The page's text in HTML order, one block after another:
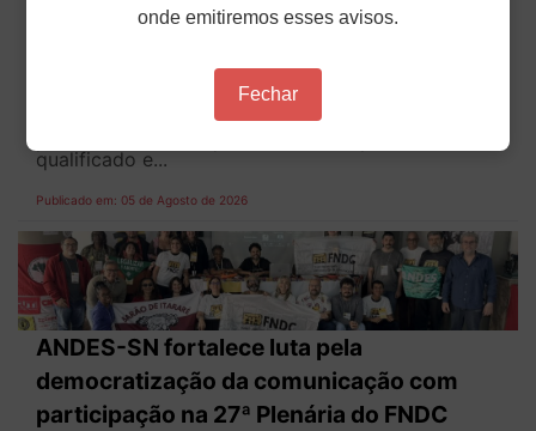
Em uma decisão considerada histórica, a 2ª Vara
Federal Criminal do Rio de Janeiro condenou o
sargento reformado do Exército, Antônio Waneir
Pinheiro de Lima, conhecido como "Camarão”,
qualificado e...
Publicado em: 05 de Agosto de 2026
ANDES-SN fortalece luta pela
democratização da comunicação com
participação na 27ª Plenária do FNDC
onde emitiremos esses avisos.
Fechar